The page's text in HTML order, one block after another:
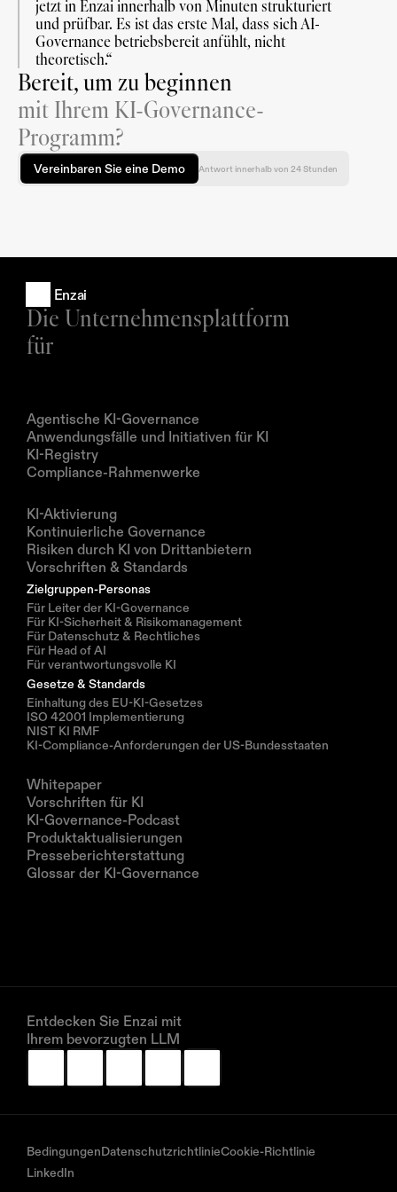
jetzt in Enzai innerhalb von Minuten strukturiert
und prüfbar. Es ist das erste Mal, dass sich AI-
Governance betriebsbereit anfühlt, nicht
theoretisch.“
Bereit, um zu beginnen
mit Ihrem KI-Governance-
Programm?
Vereinbaren Sie eine Demo Antwort innerhalb von 24 Stunden
Enzai
Die Unternehmensplattform
für
Agentische KI-Governance
Anwendungsfälle und Initiativen für KI
KI-Registry
Compliance-Rahmenwerke
KI-Aktivierung
Kontinuierliche Governance
Risiken durch KI von Drittanbietern
Vorschriften & Standards
Zielgruppen-Personas
Für Leiter der KI-Governance
Für KI-Sicherheit & Risikomanagement
Für Datenschutz & Rechtliches
Für Head of AI
Für verantwortungsvolle KI
Gesetze & Standards
Einhaltung des EU-KI-Gesetzes
ISO 42001 Implementierung
NIST KI RMF
KI-Compliance-Anforderungen der US-Bundesstaaten
Whitepaper
Vorschriften für KI
KI-Governance-Podcast
Produktaktualisierungen
Presseberichterstattung
Glossar der KI-Governance
Entdecken Sie Enzai mit
Ihrem bevorzugten LLM
BedingungenDatenschutzrichtlinieCookie-Richtlinie
LinkedIn